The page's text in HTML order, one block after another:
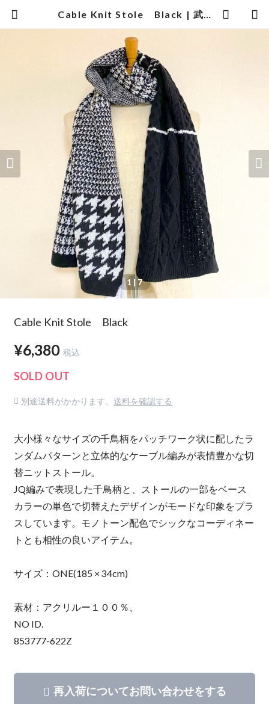
Cable Knit Stole Black | 武蔵小杉のセレクトショップ【ナクール】-nakool-
1 | 7
Cable Knit Stole Black
¥6,380 税込
SOLD OUT
別途送料がかかります。 送料を確認する
大小様々なサイズの千鳥柄をパッチワーク状に配したラ
ンダムパターンと立体的なケーブル編みが表情豊かな切
替ニットストール。
JQ編みで表現した千鳥柄と、ストールの一部をベース
カラーの単色で切替えたデザインがモードな印象をプラ
スしています。モノトーン配色でシックなコーディネー
トとも相性の良いアイテム。
サイズ：ONE(185 × 34cm)
素材：アクリルー１００％、
NO ID.
853777-622Z
再入荷についてお問い合わせをする